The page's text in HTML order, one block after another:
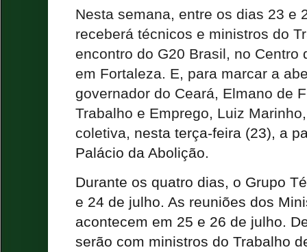
Nesta semana, entre os dias 23 e
receberá técnicos e ministros do
encontro do G20 Brasil, no Centro
em Fortaleza. E, para marcar a
governador do Ceará, Elmano de
Trabalho e Emprego, Luiz
coletiva, nesta terça-feira (23), a
Palácio da Abolição.
Durante os quatro dias, o Grupo
e 24 de julho. As reuniões dos
acontecem em 25 e 26 de julho.
serão com ministros do Trabalho